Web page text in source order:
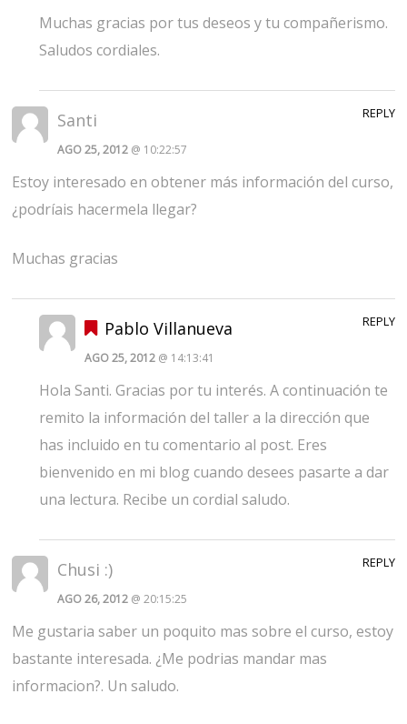
Muchas gracias por tus deseos y tu compañerismo.
Saludos cordiales.
Santi
AGO 25, 2012 @ 10:22:57
Estoy interesado en obtener más información del curso,
¿podríais hacermela llegar?
Muchas gracias
REPLY
Pablo Villanueva
AGO 25, 2012 @ 14:13:41
Hola Santi. Gracias por tu interés. A continuación te
remito la información del taller a la dirección que
has incluido en tu comentario al post. Eres
bienvenido en mi blog cuando desees pasarte a dar
una lectura. Recibe un cordial saludo.
REPLY
Chusi :)
AGO 26, 2012 @ 20:15:25
Me gustaria saber un poquito mas sobre el curso, estoy
bastante interesada. ¿Me podrias mandar mas
informacion?. Un saludo.
REPLY